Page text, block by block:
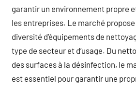
garantir un environnement propre
les entreprises. Le marché
diversité d’équipements de
type de secteur et d’usage. Du
des surfaces à la désinfection, le
est essentiel pour garantir une